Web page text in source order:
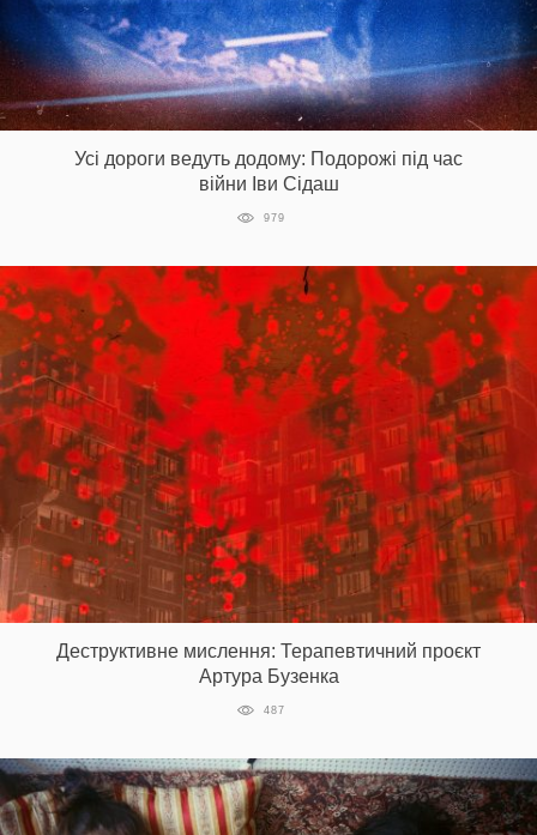
Усі дороги ведуть додому: Подорожі під час
війни Іви Сідаш
979
Деструктивне мислення: Терапевтичний проєкт
Артура Бузенка
487